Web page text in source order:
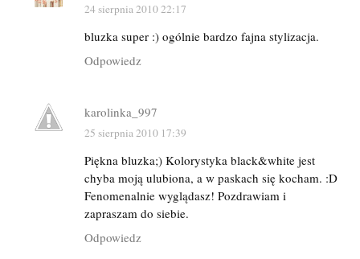
24 sierpnia 2010 22:17
bluzka super :) ogólnie bardzo fajna stylizacja.
Odpowiedz
karolinka_997
25 sierpnia 2010 17:39
Piękna bluzka;) Kolorystyka black&white jest
chyba moją ulubiona, a w paskach się kocham. :D
Fenomenalnie wyglądasz! Pozdrawiam i
zapraszam do siebie.
Odpowiedz